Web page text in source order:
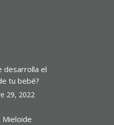
desarrolla el
tu bebé?
29, 2022
Mieloide